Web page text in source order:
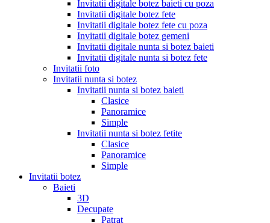
Invitatii digitale botez baieti cu poza
Invitatii digitale botez fete
Invitatii digitale botez fete cu poza
Invitatii digitale botez gemeni
Invitatii digitale nunta si botez baieti
Invitatii digitale nunta si botez fete
Invitatii foto
Invitatii nunta si botez
Invitatii nunta si botez baieti
Clasice
Panoramice
Simple
Invitatii nunta si botez fetite
Clasice
Panoramice
Simple
Invitatii botez
Baieti
3D
Decupate
Patrat